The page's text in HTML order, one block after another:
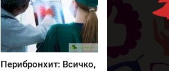
Перибронхит: Всичко,